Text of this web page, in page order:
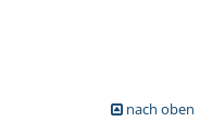
nach oben